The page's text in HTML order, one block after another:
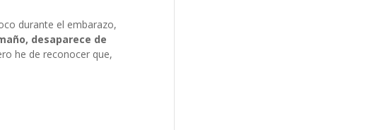
durante el embarazo,
desaparece de
he de reconocer que,